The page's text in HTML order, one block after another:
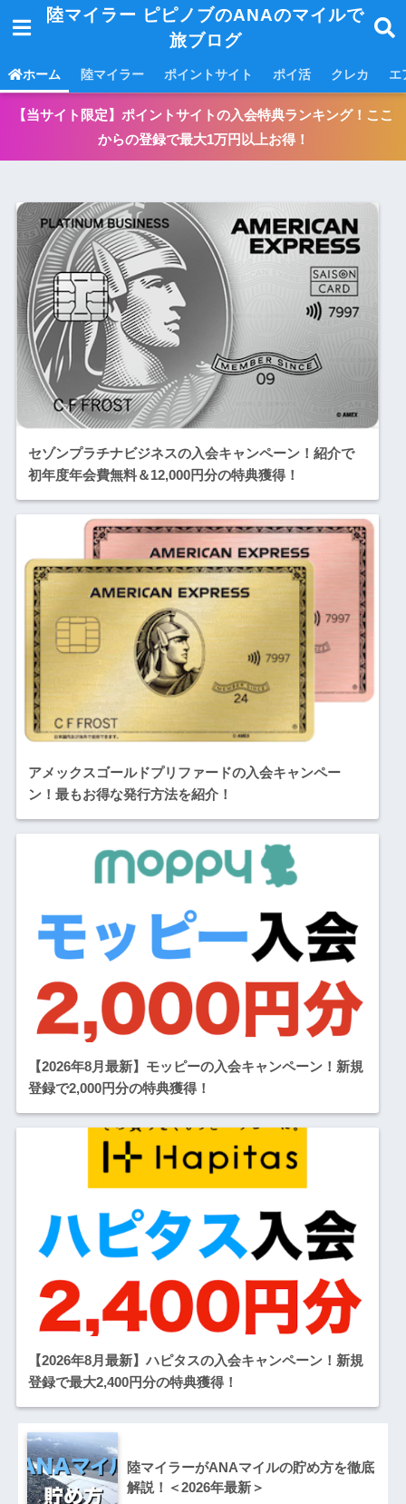
陸マイラー ピピノブのANAのマイルで
旅ブログ
ホーム 陸マイラー ポイントサイト ポイ活 クレカ エ
【当サイト限定】ポイントサイトの入会特典ランキング！ここ
からの登録で最大1万円以上お得！
セゾンプラチナビジネスの入会キャンペーン！紹介で
初年度年会費無料＆12,000円分の特典獲得！
アメックスゴールドプリファードの入会キャンペー
ン！最もお得な発行方法を紹介！
【2026年8月最新】モッピーの入会キャンペーン！新規
登録で2,000円分の特典獲得！
【2026年8月最新】ハピタスの入会キャンペーン！新規
登録で最大2,400円分の特典獲得！
陸マイラーがANAマイルの貯め方を徹底
解説！＜2026年最新＞